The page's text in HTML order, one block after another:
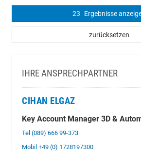
23 Ergebnisse
zurücksetzen
IHRE ANSPRECHPARTNER
CIHAN ELGAZ
Key Account Manager 3D &
Tel (089) 666 99-373
Mobil +49 (0) 1728197300